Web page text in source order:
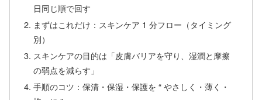
日同じ順で回す
まずはこれだけ：スキンケア 1 分フロー（タイミング
別）
スキンケアの目的は「皮膚バリアを守り、湿潤と摩擦
の弱点を減らす」
手順のコツ：保清・保湿・保護を “ やさしく・薄く・